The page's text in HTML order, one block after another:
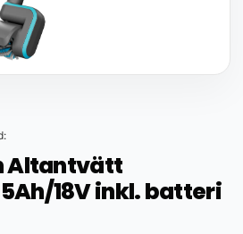
Altantvätt
18V inkl. batteri